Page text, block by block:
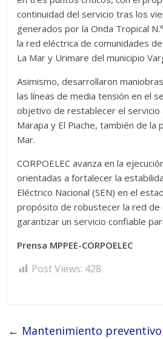
continuidad del servicio tras los
generados por la Onda Tropical
la red eléctrica de comunidades
La Mar y Urimare del municipio
Asimismo, desarrollaron
las líneas de media tensión en el
objetivo de restablecer el servicio
Marapa y El Piache, también de la
Mar.
CORPOELEC avanza en la
orientadas a fortalecer la
Eléctrico Nacional (SEN) en el
propósito de robustecer la red de
garantizar un servicio confiable
Prensa MPPEE-CORPOELEC
Post Views: 428
← Mantenimiento